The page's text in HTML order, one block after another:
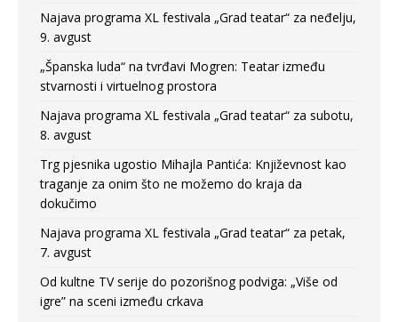
Najava programa XL festivala „Grad teatar“ za neđelju,
9. avgust
„Španska luda“ na tvrđavi Mogren: Teatar između
stvarnosti i virtuelnog prostora
Najava programa XL festivala „Grad teatar“ za subotu,
8. avgust
Trg pjesnika ugostio Mihajla Pantića: Književnost kao
traganje za onim što ne možemo do kraja da
dokučimo
Najava programa XL festivala „Grad teatar“ za petak,
7. avgust
Od kultne TV serije do pozorišnog podviga: „Više od
igre” na sceni između crkava